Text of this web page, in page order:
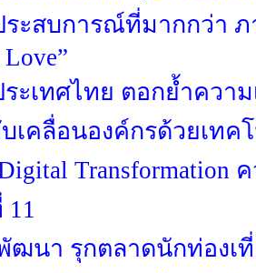
ะสบการณ์ที่มากกว่า ภ
ะเทศไทย ตอกย้ำควา
เคลื่อนองค์กรด้วยเท
Transformation ค
11
ฒนา รุกตลาดนักท่องเ